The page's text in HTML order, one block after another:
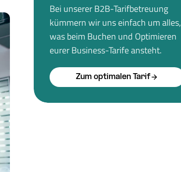
Bei unserer B2B-Tarifbetreuung
kümmern wir uns einfach um alles,
was beim Buchen und Optimieren
eurer Business-Tarife ansteht.
Zum optimalen Tarif